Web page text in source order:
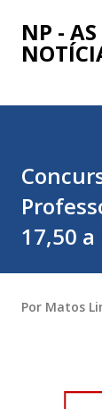
NP -
17,50
Por Matos